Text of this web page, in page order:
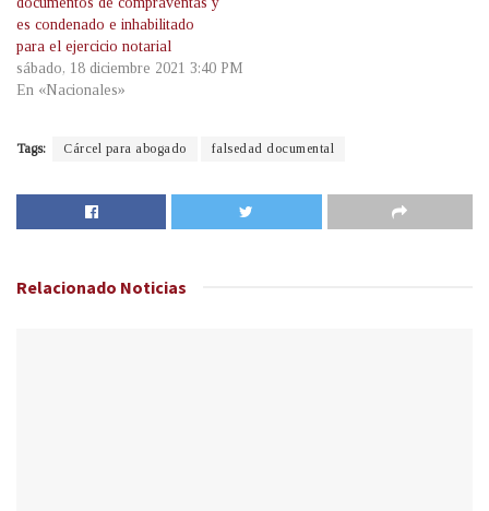
es condenado e inhabilitado
para el ejercicio notarial
sábado, 18 diciembre 2021 3:40 PM
En «Nacionales»
Tags: Cárcel para abogado falsedad documental
Relacionado Noticias